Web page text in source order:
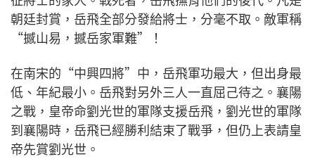
朝廷封賞，岳飛全部分發給將士，分毫不取。敵軍稱
“撼山易，撼岳家軍難”！
在南宋的“中興四將”中，岳飛軍功最大，但出身最
低、年紀最小。岳飛對另外三人一直屈己待之。襄陽
之戰，皇帝命劉光世的軍隊支援岳飛，劉光世的軍隊
到襄陽時，岳飛已經勝利結束了戰爭，但仍上表請皇
帝先賞劉光世。